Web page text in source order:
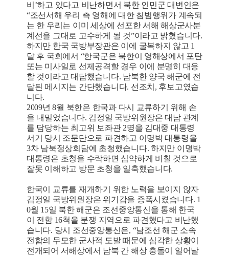
비’하고 있다고 비난하면서 북한 인민군 대변인은
“조선서해 우리 측 영해에 대한 침범행위가 계속되
는 한 우리는 이미 세상에 선포한 서해 해상군사분
계선을 그대로 고수하게 될 것”이라고 밝혔습니다.
하지만 한국 국방부장관은 이에 굴복하지 않고 1
달 후 국회에서 “한국군은 북한이 영해상에서 포탄
또는 미사일로 선제공격할 경우 이에 분명히 대응
할 것이라고 대답했습니다. 남북한 양국 해군에 전
달된 메시지는 간단했습니다. 선조치, 후보고였습
니다.
2009년 8월 북한은 한국과 다시 교류하기 위해 손
을 내밀었습니다. 김정일 국방위원장은 대남 관계
를 담당하는 최고위 보좌관 2명을 김대중 대통령
서거 당시 조문단으로 파견하고 이명박 대통령을
3차 남북정상회담에 초청했습니다. 하지만 이명박
대통령은 초청을 수락하면 심약하게 비칠 것으로
잘못 이해하고 방문 초청을 일축했습니다.
한국이 교류를 재개하기 위한 노력을 보이지 않자
김정일 국방위원장은 위기감을 증폭시켰습니다. 1
0월 15일 북한 해군은 조선중앙통신을 통해 한국
이 전함 16척을 분쟁 지역으로 파견했다고 비난했
습니다. 당시 조선중앙통신은, “남조선 해군 소속
전함의 무모한 군사적 도발 때문에 심각한 상황이
전개되어 서해상에서 남북 간 해상 충돌이 일어날